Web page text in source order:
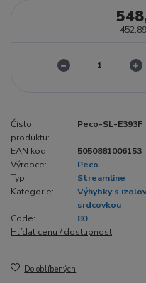
Číslo
produktu:
Peco-SL-E393F
EAN kód:
5050881006153
Výrobce:
Peco
Typ:
Streamline
Kategorie:
Výhybky s
srdcovkou
Code:
80
Hlídat cenu / dostupnost
Do oblíbených